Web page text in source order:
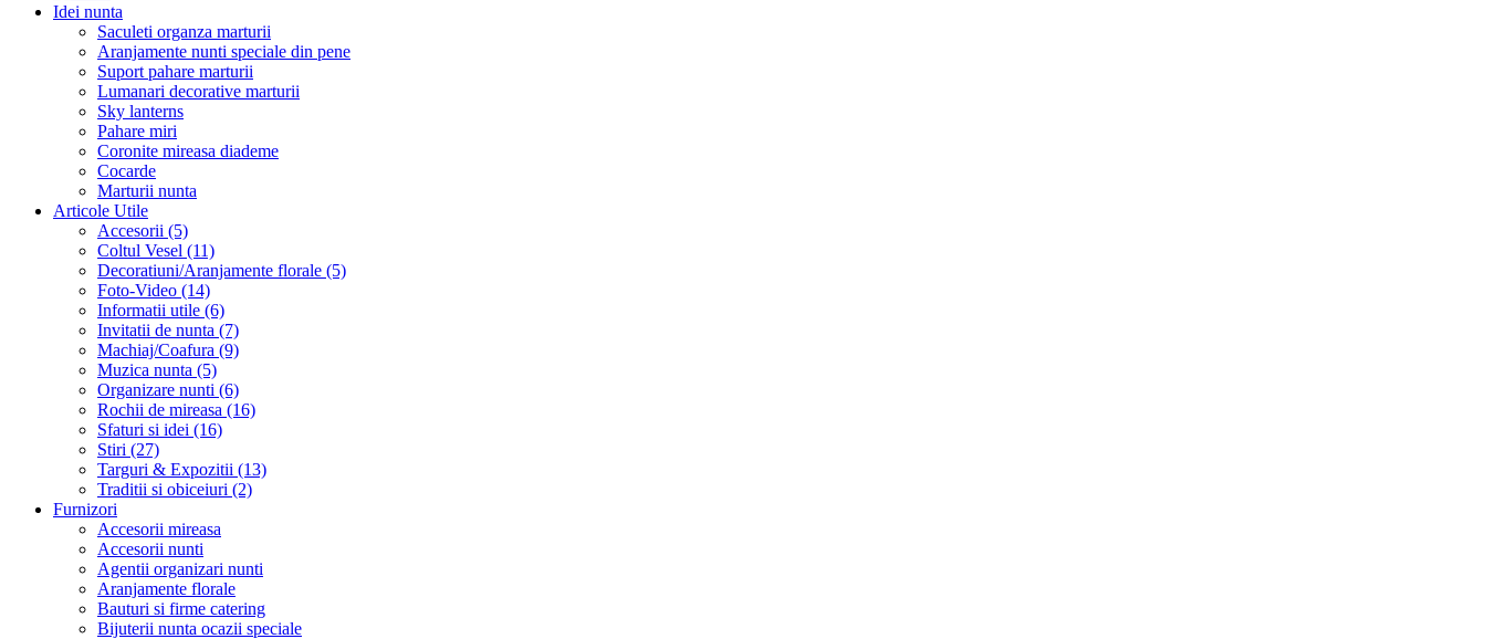
Idei nunta
Saculeti organza marturii
Aranjamente nunti speciale din pene
Suport pahare marturii
Lumanari decorative marturii
Sky lanterns
Pahare miri
Coronite mireasa diademe
Cocarde
Marturii nunta
Articole Utile
Accesorii (5)
Coltul Vesel (11)
Decoratiuni/Aranjamente florale (5)
Foto-Video (14)
Informatii utile (6)
Invitatii de nunta (7)
Machiaj/Coafura (9)
Muzica nunta (5)
Organizare nunti (6)
Rochii de mireasa (16)
Sfaturi si idei (16)
Stiri (27)
Targuri & Expozitii (13)
Traditii si obiceiuri (2)
Furnizori
Accesorii mireasa
Accesorii nunti
Agentii organizari nunti
Aranjamente florale
Bauturi si firme catering
Bijuterii nunta ocazii speciale